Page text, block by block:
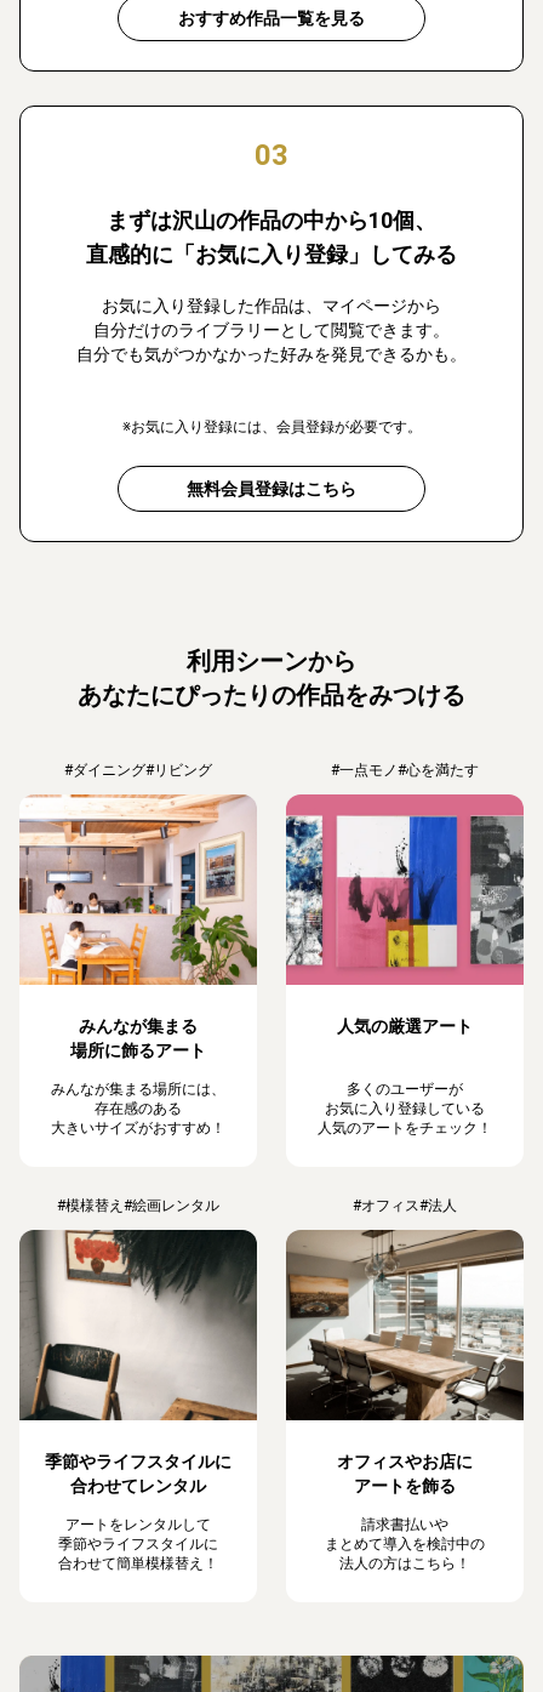
おすすめ作品一覧を見る
03
まずは沢山の作品の中から10個、
直感的に「お気に入り登録」してみる
お気に入り登録した作品は、マイページから
自分だけのライブラリーとして閲覧できます。
自分でも気がつかなかった好みを発見できるかも。
※お気に入り登録には、会員登録が必要です。
無料会員登録はこちら
利用シーンから
あなたにぴったりの作品をみつける
#ダイニング#リビング
みんなが集まる
場所に飾るアート
みんなが集まる場所には、
存在感のある
大きいサイズがおすすめ！
#一点モノ#心を満たす
人気の厳選アート
多くのユーザーが
お気に入り登録している
人気のアートをチェック！
#模様替え #絵画レンタル
季節やライフスタイルに
合わせてレンタル
アートをレンタルして
季節やライフスタイルに
合わせて簡単模様替え！
#オフィス#法人
オフィスやお店に
アートを飾る
請求書払いや
まとめて導入を検討中の
法人の方はこちら！